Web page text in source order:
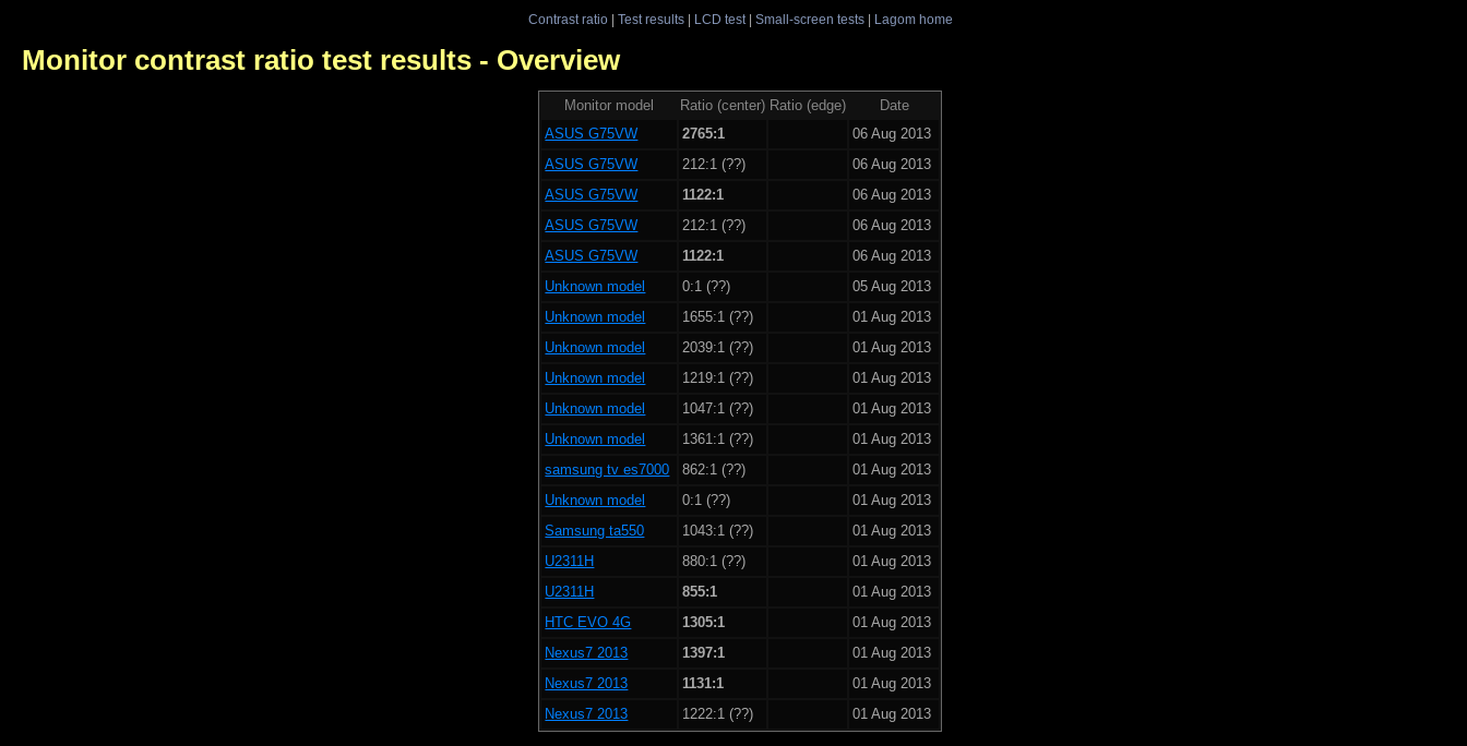
Contrast ratio| Test results| LCD test| Small-screen tests| Lagom home
Monitor contrast ratio test results - Overview
Monitor model Ratio (center) Ratio (edge)
Date
ASUS G75VW
2765:1
06 Aug 2013
ASUS G75VW
212:1 (??)
06 Aug 2013
ASUS G75VW
1122:1
06 Aug 2013
ASUS G75VW
212:1 (??)
06 Aug 2013
ASUS G75VW
1122:1
06 Aug 2013
Unknown model
0:1 (??)
05 Aug 2013
Unknown model
1655:1 (??)
01 Aug 2013
Unknown model
2039:1 (??)
01 Aug 2013
Unknown model
1219:1 (??)
01 Aug 2013
Unknown model
1047:1 (??)
01 Aug 2013
Unknown model
1361:1 (??)
01 Aug 2013
samsung tv es7000
862:1 (??)
01 Aug 2013
Unknown model
0:1 (??)
01 Aug 2013
Samsung ta550
1043:1 (??)
01 Aug 2013
U2311H
880:1 (??)
01 Aug 2013
U2311H
855:1
01 Aug 2013
HTC EVO 4G
1305:1
01 Aug 2013
Nexus7 2013
1397:1
01 Aug 2013
Nexus7 2013
1131:1
01 Aug 2013
Nexus7 2013
1222:1 (??) 01 Aug 2013